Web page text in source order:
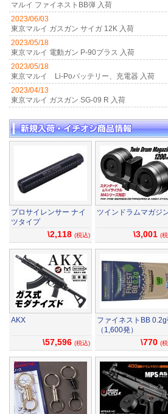
マルイ ファイネストBB弾 入荷
2023/06/03
東京マルイ ガスガン サイガ 12K 入荷
2023/05/18
東京マルイ 電動ガン P-90プラス 入荷
2023/05/18
東京マルイ Li-Poバッテリー、充電器 入荷
2023/04/13
東京マルイ ガスガン SG-09 R 入荷
プロサイレンサー ナイ
ツタイプ
\2,118 (税込)
ツインドラムマガジ
\3,001 (
AKX
\57,596 (税込)
ファイネストBB
（1,600発）
\770 (